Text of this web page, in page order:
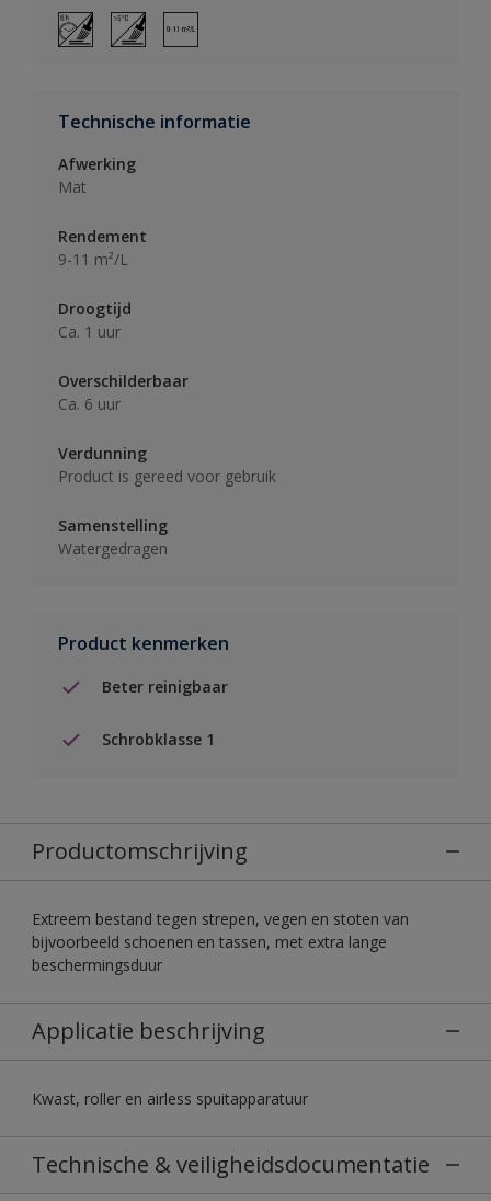
Technische informatie
Afwerking
Mat
Rendement
9-11 m²/L
Droogtijd
Ca. 1 uur
Overschilderbaar
Ca. 6 uur
Verdunning
Product is gereed voor gebruik
Samenstelling
Watergedragen
Product kenmerken
Beter reinigbaar
Schrobklasse 1
Productomschrijving
Extreem bestand tegen strepen, vegen en stoten van
bijvoorbeeld schoenen en tassen, met extra lange
beschermingsduur
Applicatie beschrijving
Kwast, roller en airless spuitapparatuur
Technische & veiligheidsdocumentatie